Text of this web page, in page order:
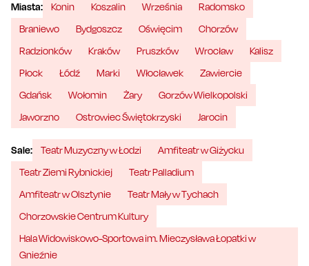
Miasta: Konin Koszalin Września
Radomsko
Braniewo
Bydgoszcz Oświęcim
Chorzów
Radzionków
Kraków Pruszków Wrocław
Kalisz
Płock
Łódź Marki Włocławek
Zawiercie
Gdańsk
Wołomin Żary
Gorzów Wielkopolski
Jaworzno
Ostrowiec Świętokrzyski Jarocin
Sale: Teatr Muzyczny w Łodzi
Amfiteatr w Giżycku
Teatr Ziemi Rybnickiej
Teatr Palladium
Amfiteatr w Olsztynie
Teatr Mały w Tychach
Chorzowskie Centrum Kultury
Hala Widowiskowo-Sportowa im. Mieczysława Łopatki w
Gnieźnie